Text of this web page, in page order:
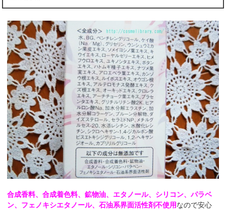
合成香料、合成着色料、鉱物油、エタノール、シリコン、パラベ
ン、フェノキシエタノール、石油系界面活性剤不使用なので安心